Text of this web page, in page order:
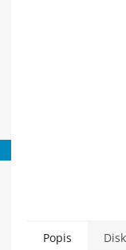
Popis